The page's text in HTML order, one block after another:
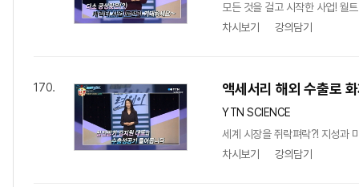
모든 것을 걸고 시작한 사업! 월
차시보기
강의담기
170. 액세서리 해외 수출로
YTN SCIENCE
세계 시장을 쥐락펴락?! 지성과
차시보기
강의담기